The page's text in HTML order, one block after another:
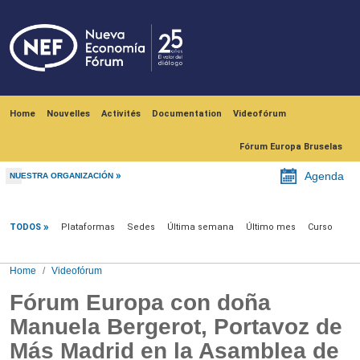
Home Nouvelles Activités Documentation Videofórum
Fórum Europa Bruselas
NUESTRA ORGANIZACIÓN Agenda
TODOS Plataformas Sedes Última semana Último mes Curso
Home Videofórum
Fórum Europa con doña
Manuela Bergerot, Portavoz de
Más Madrid en la Asamblea de